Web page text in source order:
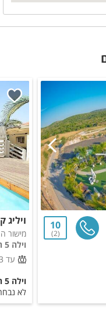
10
2
ויליג
מישור
וילה 5 חדרים
עד 13 אורחים
וילה 5 חדרים
לא